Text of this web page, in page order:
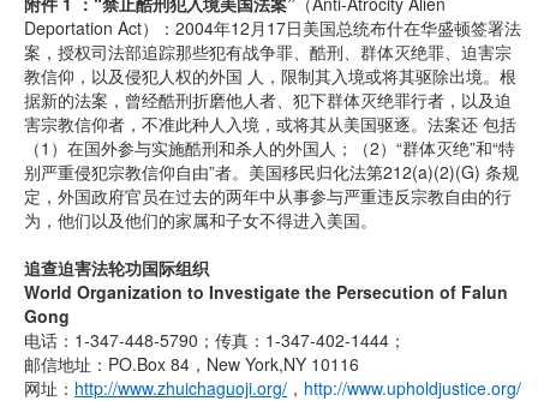
Deportation Act）：2004年12月17日美国总统布什在华盛顿签署法
案，授权司法部追踪那些犯有战争罪、酷刑、群体灭绝罪、迫害宗
教信仰，以及侵犯人权的外国 人，限制其入境或将其驱除出境。根
据新的法案，曾经酷刑折磨他人者、犯下群体灭绝罪行者，以及迫
害宗教信仰者，不准此种人入境，或将其从美国驱逐。法案还 包括
（1）在国外参与实施酷刑和杀人的外国人；（2）“群体灭绝”和“特
别严重侵犯宗教信仰自由”者。美国移民归化法第212(a)(2)(G) 条规
定，外国政府官员在过去的两年中从事参与严重违反宗教自由的行
为，他们以及他们的家属和子女不得进入美国。
追查迫害法轮功国际组织
World Organization to Investigate the Persecution of Falun
Gong
电话：1-347-448-5790；传真：1-347-402-1444；
邮信地址：PO.Box 84，New York,NY 10116
网址： http://www.zhuichaguoji.org/ ， http://www.upholdjustice.org/